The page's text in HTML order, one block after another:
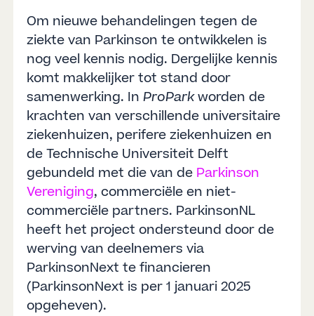
Om nieuwe behandelingen tegen de
ziekte van Parkinson te ontwikkelen is
nog veel kennis nodig. Dergelijke kennis
komt makkelijker tot stand door
samenwerking. In ProParkworden de
krachten van verschillende universitaire
ziekenhuizen, perifere ziekenhuizen en
de Technische Universiteit Delft
gebundeld met die van de Parkinson
Vereniging, commerciële en niet-
commerciële partners. ParkinsonNL
heeft het project ondersteund door de
werving van deelnemers via
ParkinsonNext te financieren
(ParkinsonNext is per 1 januari 2025
opgeheven).